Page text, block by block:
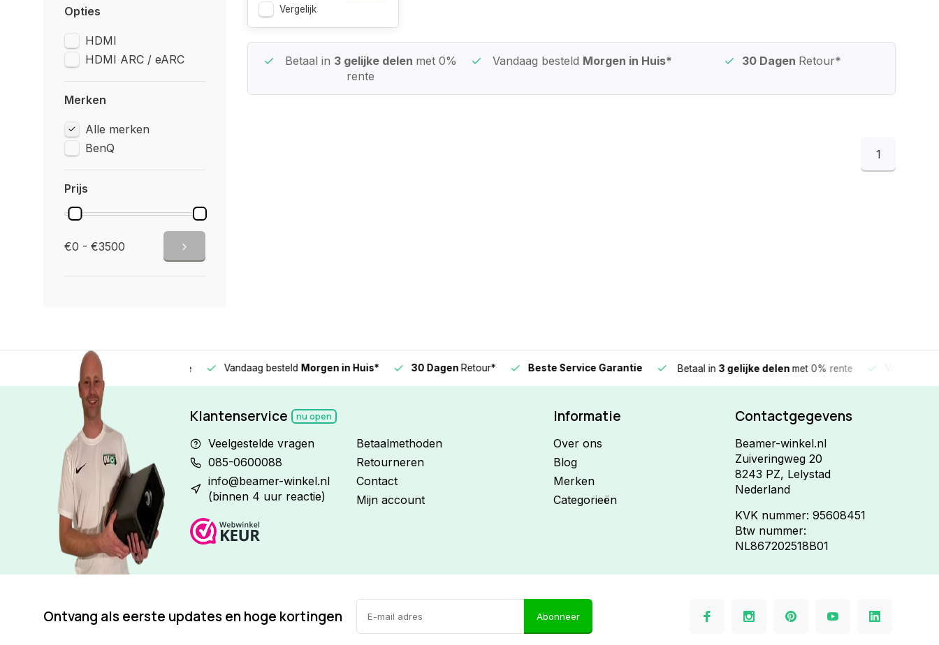
Opties
HDMI
HDMI ARC / eARC
Merken
Alle merken
BenQ
Prijs
€0 - €3500
Vergelijk
Beste Service Garantie Betaal in 3 gelijke delen met 0%
rente
Vandaag besteld Morgen in Huis* 30 Dagen Retour*
1
3 gelijke delen Vandaag besteldMorgen in Huis* 30 DagenRetour* Beste Service Garantie Betaal in 3 gelijke delen met 0% rente Vandaag
Klantenservice nu open
Veelgestelde vragen
085-0600088
info@beamer-winkel.nl
(binnen 4 uur reactie)
Betaalmethoden
Retourneren
Contact
Mijn account
Informatie
Over ons
Blog
Merken
Categorieën
Contactgegevens
Beamer-winkel.nl
Zuiveringweg 20
8243 PZ, Lelystad
Nederland
KVK nummer: 95608451
Btw nummer:
NL867202518B01
Ontvang als eerste updates en hoge kortingen Abonneer